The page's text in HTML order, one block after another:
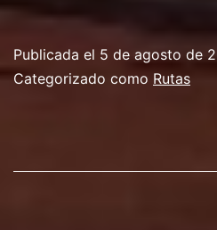
Publicada el 5 de agosto de
Categorizado como Rutas